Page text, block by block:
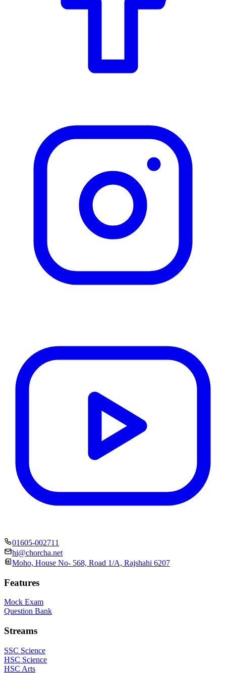
01605-002711
hi@chorcha.net
Moho, House No- 568, Road 1/A, Rajshahi 6207
Features
Mock Exam
Question Bank
Streams
SSC Science
HSC Science
HSC Arts